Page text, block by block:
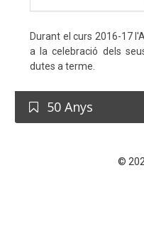
Durant el curs 2016-17
a la celebració dels
dutes a terme.
50 Anys
©